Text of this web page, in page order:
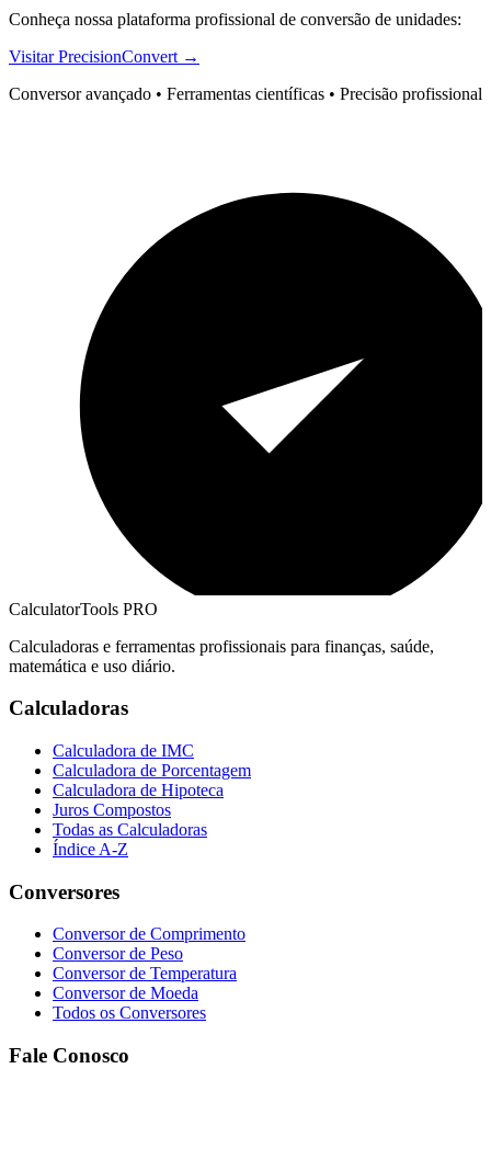
Conheça nossa plataforma profissional de conversão de unidades:
Visitar PrecisionConvert →
Conversor avançado • Ferramentas científicas • Precisão profissional
CalculatorTools PRO
Calculadoras e ferramentas profissionais para finanças, saúde,
matemática e uso diário.
Calculadoras
Calculadora de IMC
Calculadora de Porcentagem
Calculadora de Hipoteca
Juros Compostos
Todas as Calculadoras
Índice A-Z
Conversores
Conversor de Comprimento
Conversor de Peso
Conversor de Temperatura
Conversor de Moeda
Todos os Conversores
Fale Conosco